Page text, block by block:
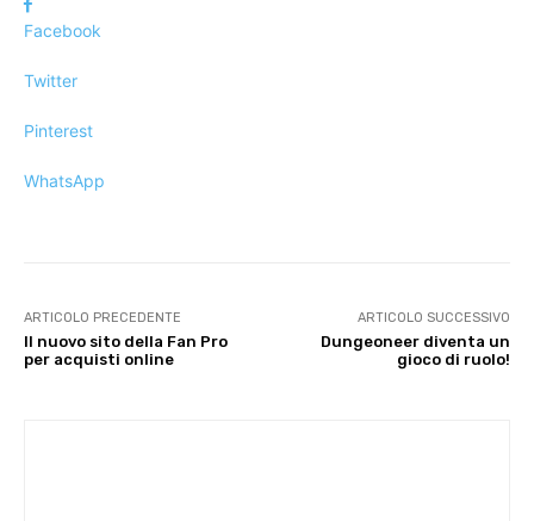
Facebook
Twitter
Pinterest
WhatsApp
ARTICOLO PRECEDENTE
Il nuovo sito della Fan Pro
per acquisti online
ARTICOLO SUCCESSIVO
Dungeoneer diventa un
gioco di ruolo!